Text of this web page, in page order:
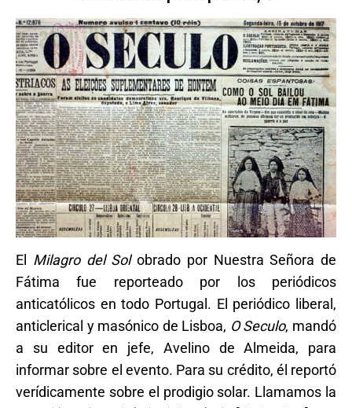
El Milagro del Solobrado por Nuestra Señora de
Fátima fue reporteado por los periódicos
anticatólicos en todo Portugal. El periódico liberal,
anticlerical y masónico de Lisboa, O Seculo, mandó
a su editor en jefe, Avelino de Almeida, para
informar sobre el evento. Para su crédito, él reportó
verídicamente sobre el prodigio solar. Llamamos la